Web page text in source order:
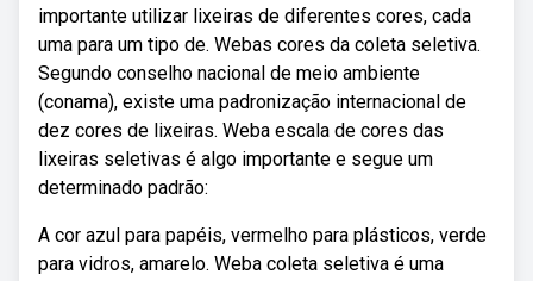
importante utilizar lixeiras de diferentes cores, cada
uma para um tipo de. Webas cores da coleta seletiva.
Segundo conselho nacional de meio ambiente
(conama), existe uma padronização internacional de
dez cores de lixeiras. Weba escala de cores das
lixeiras seletivas é algo importante e segue um
determinado padrão:
A cor azul para papéis, vermelho para plásticos, verde
para vidros, amarelo. Weba coleta seletiva é uma